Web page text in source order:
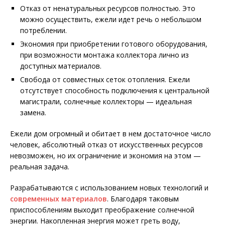
Отказ от ненатуральных ресурсов полностью. Это
можно осуществить, ежели идет речь о небольшом
потреблении.
Экономия при приобретении готового оборудования,
при возможности монтажа коллектора лично из
доступных материалов.
Свобода от совместных сеток отопления. Ежели
отсутствует способность подключения к центральной
магистрали, солнечные коллекторы — идеальная
замена.
Ежели дом огромный и обитает в нем достаточное число
человек, абсолютный отказ от искусственных ресурсов
невозможен, но их ограничение и экономия на этом —
реальная задача.
Разрабатываются с использованием новых технологий и
современных материалов. Благодаря таковым
приспособлениям выходит преображение солнечной
энергии. Накопленная энергия может греть воду,